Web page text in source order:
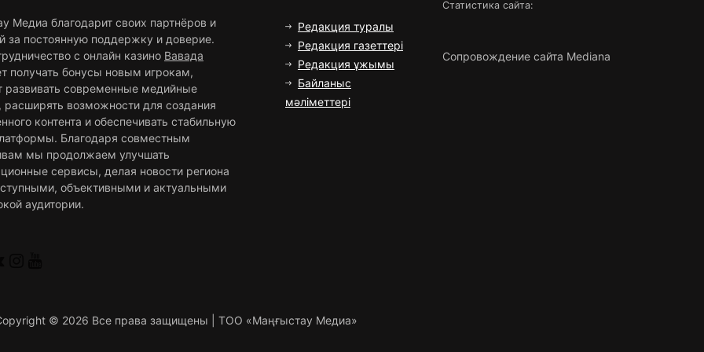
Медиа благодарит своих партнёров и
за постоянную поддержку и доверие.
с онлайн казино Вавада
получать бонусы новым игрокам,
развивать современные медийные
расширять возможности для создания
контента и обеспечивать стабильную
Благодаря совместным
мы продолжаем улучшать
сервисы, делая новости региона
объективными и актуальными
аудитории.
Редакция туралы
Редакция газеттері
Редакция ұжымы
Байланыс
мәліметтері
Статистика сайта:
Сопровождение сайта Mediana
© 2026 Все права защищены | ТОО «Маңғыстау Медиа»